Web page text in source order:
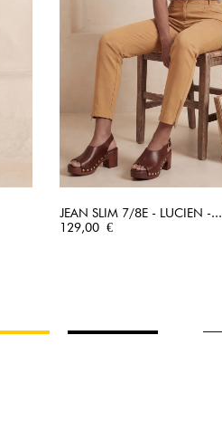
JEAN SLIM 7/8E - LUCIEN -...
Prix
129,00 €